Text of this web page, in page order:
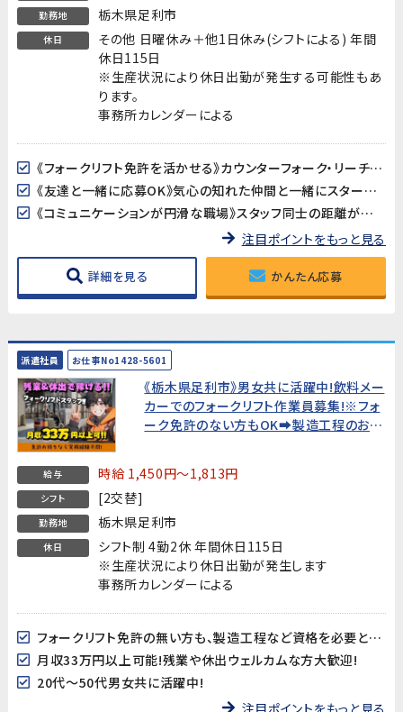
勤務地 栃木県足利市
休日
その他 日曜休み＋他1日休み(シフトによる) 年間
休日115日
※生産状況により休日出勤が発生する可能性もあ
ります。
事務所カレンダーによる
《フォークリフト免許を活かせる》カウンターフォーク・リーチフォーク両方を使用。スキルをフル活用できます！リーチフォーク経験者はさらに歓迎♪
《友達と一緒に応募OK》気心の知れた仲間と一緒にスタートできるから初日から安心です。
《コミュニケーションが円滑な職場》スタッフ同士の距離が近く、わからないことも気軽に聞ける雰囲気。
注目ポイントをもっと見る
詳細を見る かんたん応募
派遣社員 お仕事No1428-5601
《栃木県足利市》男女共に活躍中!飲料メー
カーでのフォークリフト作業員募集!※フォ
ーク免許のない方もOK➡製造工程のお仕
見!】
給与 時給 1,450円～1,813円
シフト [2交替]
勤務地 栃木県足利市
休日
シフト制 4勤2休 年間休日115日
※生産状況により休日出勤が発生します
事務所カレンダーによる
フォークリフト免許の無い方も、製造工程など資格を必要としないお仕事もありますので是非ご相談ください!
月収33万円以上可能!残業や休出ウェルカムな方大歓迎!
20代～50代男女共に活躍中!
注目ポイントをもっと見る